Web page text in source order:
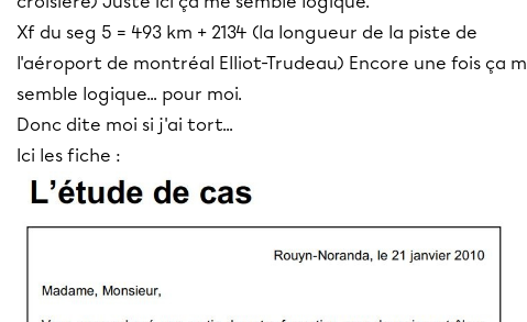
Xf du seg 5 = 493 km + 2134 (la longueur de la piste de
l'aéroport de montréal Elliot-Trudeau) Encore une fois ça
semble logique... pour moi.
Donc dite moi si j'ai tort...
Ici les fiche :